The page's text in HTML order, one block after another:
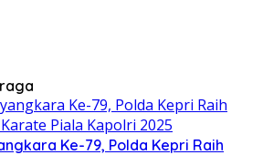
Ke-79, Polda Kepri Raih